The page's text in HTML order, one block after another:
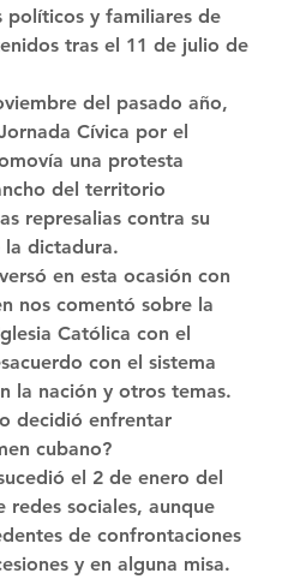
políticos y familiares de
tras el 11 de julio de
del pasado año,
Cívica por el
una protesta
del territorio
represalias contra su
dictadura.
en esta ocasión con
nos comentó sobre la
Católica con el
con el sistema
la nación y otros temas.
decidió enfrentar
cubano?
el 2 de enero del
redes sociales, aunque
de confrontaciones
y en alguna misa.